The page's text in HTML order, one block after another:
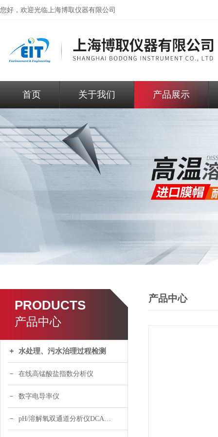
您好，欢迎光临上海博取仪器有限公司
首页 关于我们 产品展示
PRODUCTS
产品中心
水处理、污水治理过程检测
在线高锰酸盐指数分析仪
数字电导率仪
pH/溶解氧双通道分析仪DCA120
产品中心